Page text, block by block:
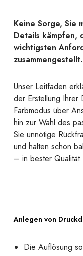
Keine Sorge, Sie
Details kämpfen,
wichtigsten
zusammengestellt.
Unser Leitfaden
der Erstellung Ihrer
Farbmodus über
hin zur Wahl des
Sie unnötige
und halten schon
– in bester Qualität.
Anlegen von
Die Auflösung